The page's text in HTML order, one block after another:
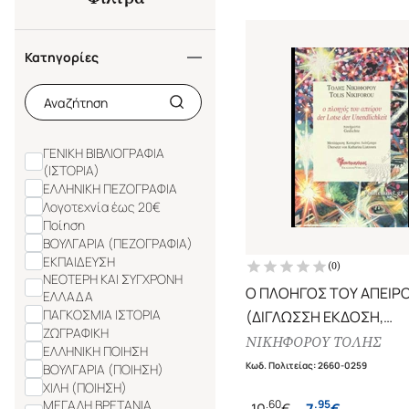
Κατηγορίες
ΓΕΝΙΚΗ ΒΙΒΛΙΟΓΡΑΦΙΑ
(ΙΣΤΟΡΙΑ)
ΕΛΛΗΝΙΚΗ ΠΕΖΟΓΡΑΦΙΑ
Λογοτεχνία έως 20€
Ποίηση
ΒΟΥΛΓΑΡΙΑ (ΠΕΖΟΓΡΑΦΙΑ)
ΕΚΠΑΙΔΕΥΣΗ
ΝΕΟΤΕΡΗ ΚΑΙ ΣΥΓΧΡΟΝΗ
ΕΛΛΑΔΑ
ΠΑΓΚΟΣΜΙΑ ΙΣΤΟΡΙΑ
ΖΩΓΡΑΦΙΚΗ
ΕΛΛΗΝΙΚΗ ΠΟΙΗΣΗ
ΒΟΥΛΓΑΡΙΑ (ΠΟΙΗΣΗ)
ΧΙΛΗ (ΠΟΙΗΣΗ)
ΜΕΓΑΛΗ ΒΡΕΤΑΝΙΑ
(0)
Ο ΠΛΟΗΓΟΣ ΤΟΥ
(ΔΙΓΛΩΣΣΗ ΕΚΔΟΣΗ,
ΕΛΛΗΝΙΚΑ-ΓΕΡΜΑΝΙΚΑ)
ΝΙΚΗΦΟΡΟΥ ΤΟΛΗΣ
Κωδ. Πολιτείας:2660-0259
.60 .95